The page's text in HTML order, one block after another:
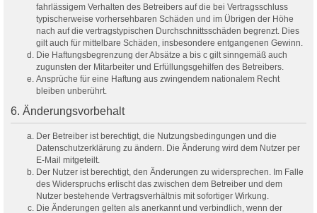
fahrlässigem Verhalten des Betreibers auf die bei Vertragsschluss
typischerweise vorhersehbaren Schäden und im Übrigen der Höhe
nach auf die vertragstypischen Durchschnittsschäden begrenzt. Dies
gilt auch für mittelbare Schäden, insbesondere entgangenen Gewinn.
Die Haftungsbegrenzung der Absätze a bis c gilt sinngemäß auch
zugunsten der Mitarbeiter und Erfüllungsgehilfen des Betreibers.
Ansprüche für eine Haftung aus zwingendem nationalem Recht
bleiben unberührt.
6. Änderungsvorbehalt
Der Betreiber ist berechtigt, die Nutzungsbedingungen und die
Datenschutzerklärung zu ändern. Die Änderung wird dem Nutzer per
E-Mail mitgeteilt.
Der Nutzer ist berechtigt, den Änderungen zu widersprechen. Im Falle
des Widerspruchs erlischt das zwischen dem Betreiber und dem
Nutzer bestehende Vertragsverhältnis mit sofortiger Wirkung.
Die Änderungen gelten als anerkannt und verbindlich, wenn der